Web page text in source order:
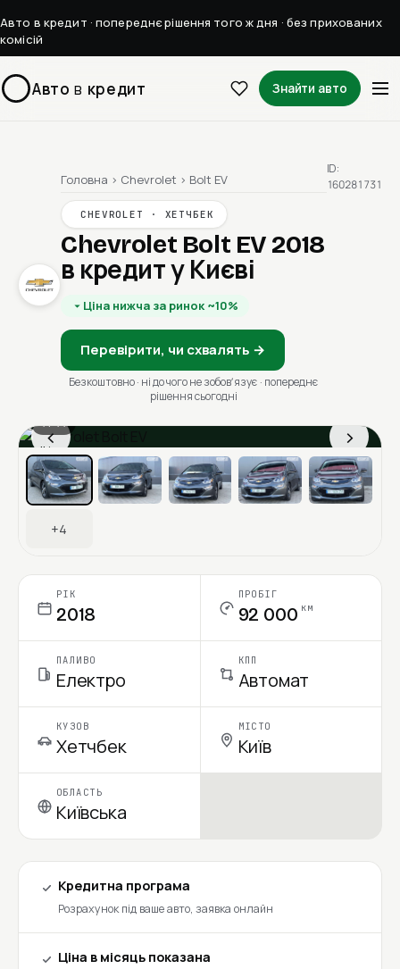
Авто в кредит · попереднє рішення того ж дня · без прихованих
комісій
Авто в кредит Знайти авто
Головна › Chevrolet › Bolt EV
CHEVROLET · ХЕТЧБЕК
Chevrolet Bolt EV 2018
в кредит у Києві
Ціна нижча за ринок ~10%
Перевірити, чи схвалять →
Безкоштовно · ні до чого не зобовʼязує · попереднє
рішення сьогодні
ID:
160281731
‹ ›
1 / 11
Ціна в місяць
+4
РІК
2018
ПРОБІГ
92 000 км
ПАЛИВО
Електро
КПП
Автомат
КУЗОВ
Хетчбек
МІСТО
Київ
ОБЛАСТЬ
Київська
Кредитна програма
Розрахунок під ваше авто, заявка онлайн
Ціна в місяць показана